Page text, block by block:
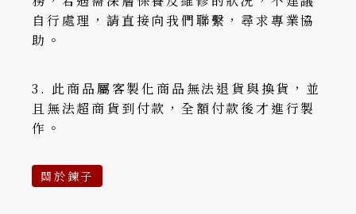
自行處理，請直接向我們聯繫，尋求專業協
助。
3. 此商品屬客製化商品無法退貨與換貨，並
且無法超商貨到付款，全額付款後才進行製
作。
關於鍊子